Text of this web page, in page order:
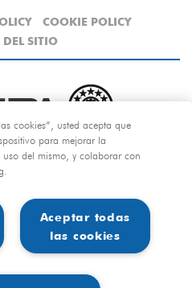
COOKIE POLICY
SITIO
S.r.l. • Todos los derechos
by LiveXtention Srl
cookies”, usted acepta que
para mejorar la
del mismo, y colaborar con
Aceptar todas
las cookies